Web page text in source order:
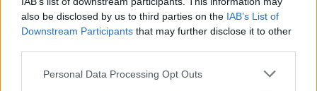
also be disclosed by us to third parties on the IAB’s List of
Downstream Participants that may further disclose it to other
Personal Data Processing Opt Outs
«S-o vezi dezbrăcată,
e super fit!»”